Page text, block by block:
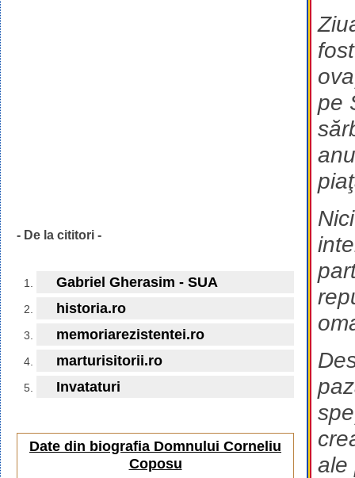
pe
ale
- De la cititori -
Gabriel Gherasim - SUA
historia.ro
memoriarezistentei.ro
marturisitorii.ro
Invataturi
Date din biografia Domnului Corneliu
Coposu